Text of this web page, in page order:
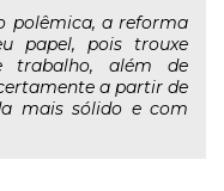
polêmica, a reforma
papel, pois trouxe
trabalho, além de
a partir de
mais sólido e com